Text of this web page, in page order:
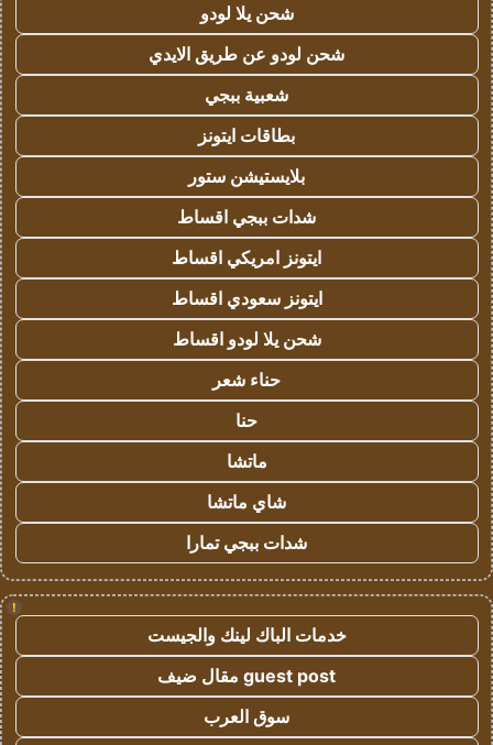
شحن يلا لودو
شحن لودو عن طريق الايدي
شعبية ببجي
بطاقات ايتونز
بلايستيشن ستور
شدات ببجي اقساط
ايتونز امريكي اقساط
ايتونز سعودي اقساط
شحن يلا لودو اقساط
حناء شعر
حنا
ماتشا
شاي ماتشا
شدات ببجي تمارا
!
خدمات الباك لينك والجيست
guest post مقال ضيف
سوق العرب